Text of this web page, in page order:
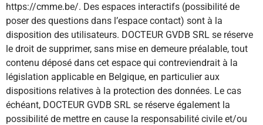
https://cmme.be/. Des espaces interactifs (possibilité de
poser des questions dans l’espace contact) sont à la
disposition des utilisateurs. DOCTEUR GVDB SRL se réserve
le droit de supprimer, sans mise en demeure préalable, tout
contenu déposé dans cet espace qui contreviendrait à la
législation applicable en Belgique, en particulier aux
dispositions relatives à la protection des données. Le cas
échéant, DOCTEUR GVDB SRL se réserve également la
possibilité de mettre en cause la responsabilité civile et/ou